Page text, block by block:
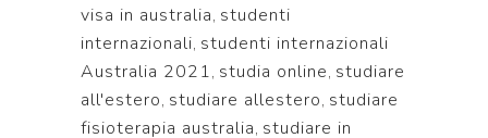
visa in australia, studenti
internazionali, studenti internazionali
Australia 2021, studia online, studiare
all'estero, studiare allestero, studiare
fisioterapia australia, studiare in